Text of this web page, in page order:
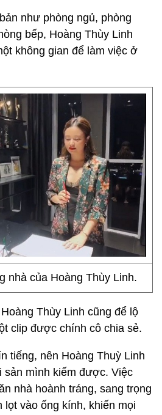
như phòng ngủ, phòng
bếp, Hoàng Thùy Linh
không gian để làm việc ở
nhà của Hoàng Thùy Linh.
Thùy Linh cũng để lộ
clip được chính cô chia sẻ.
tiếng, nên Hoàng Thuỳ Linh
sản mình kiếm được. Việc
nhà hoành tráng, sang trọng
lọt vào ống kính, khiến mọi